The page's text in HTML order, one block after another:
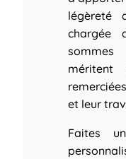
légèreté
chargée
sommes
méritent
et leur
Faites